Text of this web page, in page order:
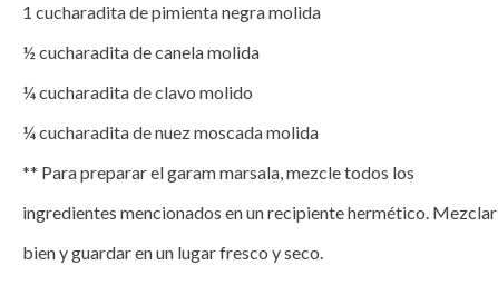
1 cucharadita de pimienta negra molida
½ cucharadita de canela molida
¼ cucharadita de clavo molido
¼ cucharadita de nuez moscada molida
** Para preparar el garam marsala, mezcle todos los
ingredientes mencionados en un recipiente hermético. Mezclar
bien y guardar en un lugar fresco y seco.